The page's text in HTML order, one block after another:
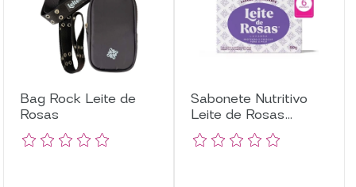
Bag Rock Leite de
Rosas
Sabonete Nutritivo
Leite de Rosas
Lavanda com 6
Unidades